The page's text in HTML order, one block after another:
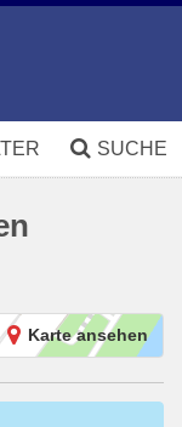
SUCHE
Karte ansehen